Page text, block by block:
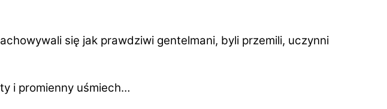
się jak prawdziwi gentelmani, byli przemili, uczynni
i promienny uśmiech…